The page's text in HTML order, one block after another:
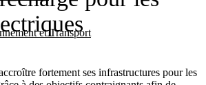
et Transport
fortement ses infrastructures pour les